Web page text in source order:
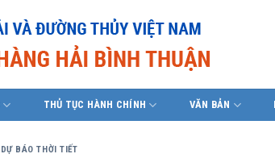
THỦ TỤC HÀNH CHÍNH VĂN BẢN
DỰ BÁO THỜI TIẾT